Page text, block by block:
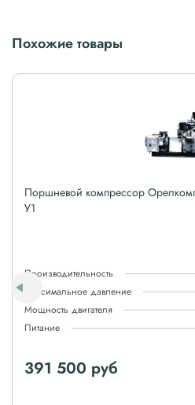
Похожие товары
Поршневой компрессор
У1
Производительность
Максимальное давление
Мощность двигателя
Питание
391 500 руб